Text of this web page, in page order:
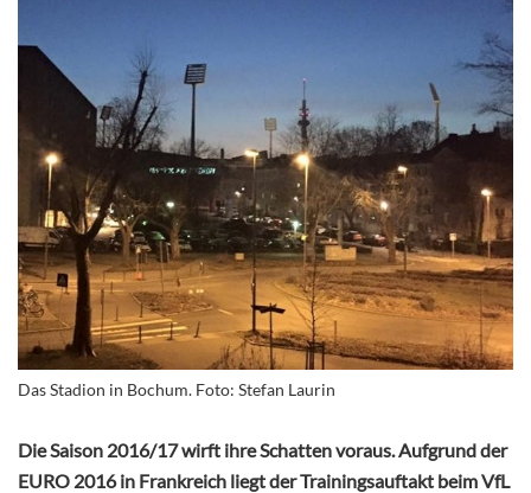
Das Stadion in Bochum. Foto: Stefan Laurin
Die Saison 2016/17 wirft ihre Schatten voraus. Aufgrund der
EURO 2016 in Frankreich liegt der Trainingsauftakt beim VfL